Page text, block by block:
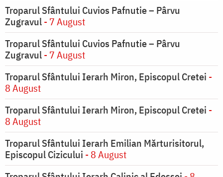
Troparul Sfântului Cuvios Pafnutie – Pârvu
Zugravul- 7 August
Troparul Sfântului Cuvios Pafnutie – Pârvu
Zugravul- 7 August
Troparul Sfântului Ierarh Miron, Episcopul Cretei -
8 August
Troparul Sfântului Ierarh Miron, Episcopul Cretei -
8 August
Troparul Sfântului Ierarh Emilian Mărturisitorul,
Episcopul Cizicului - 8 August